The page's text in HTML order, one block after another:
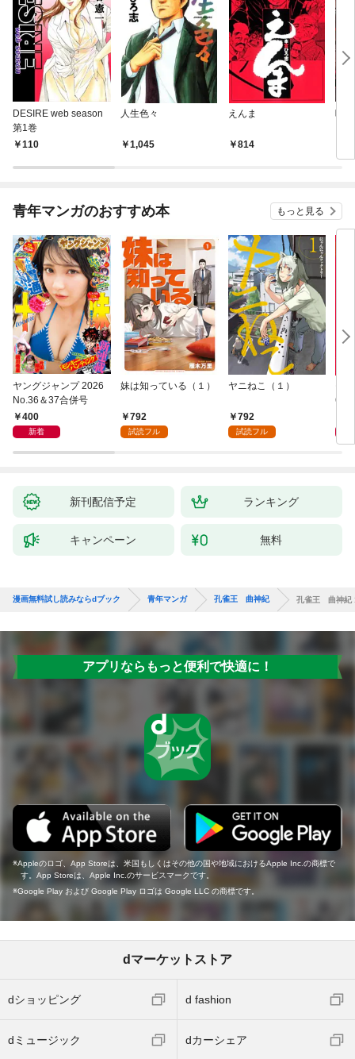
DESIRE web season
第1巻
110
人生色々
1,045
えんま
814
呪
青年マンガのおすすめ本 もっと見る
ヤングジャンプ 2026
No.36＆37合併号
400
新着
妹は知っている（１）
792
試読フル
ヤニねこ（１）
792
試読フル
6・
新刊配信予定 ランキング
キャンペーン 無料
漫画無料試し読みならdブック 青年マンガ 孔雀王 曲神紀 孔雀王 曲神紀
アプリならもっと便利で快適に！
Appleのロゴ、App Storeは、米国もしくはその他の国や地域におけるApple Inc.の商標で
す。App Storeは、Apple Inc.のサービスマークです。
Google Play および Google Play ロゴは Google LLC の商標です。
dマーケットストア
dショッピング d fashion
dミュージック dカーシェア